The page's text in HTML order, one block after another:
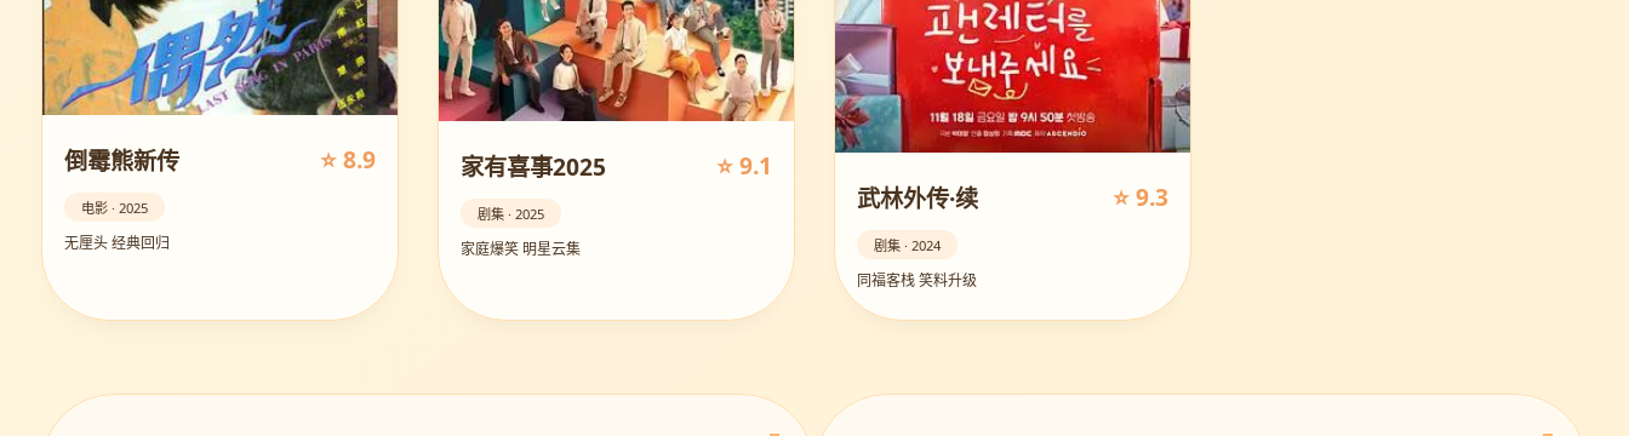
倒霉熊新传 ⭐ 8.9
电影 · 2025
无厘头 经典回归
家有喜事2025 ⭐ 9.1
剧集 · 2025
家庭爆笑 明星云集
武林外传·续 ⭐ 9.3
剧集 · 2024
同福客栈 笑料升级